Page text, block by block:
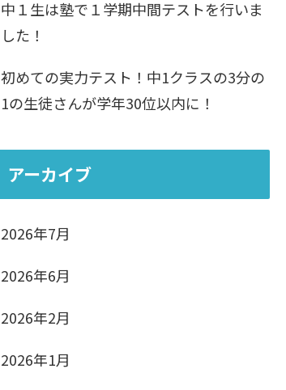
中１生は塾で１学期中間テストを行いま
した！
初めての実力テスト！中1クラスの3分の
1の生徒さんが学年30位以内に！
アーカイブ
2026年7月
2026年6月
2026年2月
2026年1月